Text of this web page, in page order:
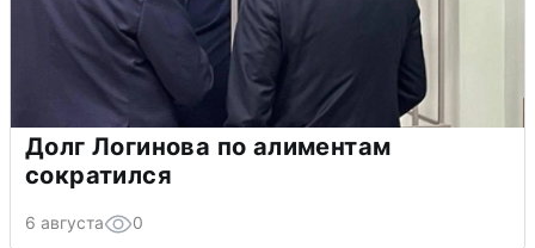
Долг Логинова по алиментам
сократился
6 августа 0